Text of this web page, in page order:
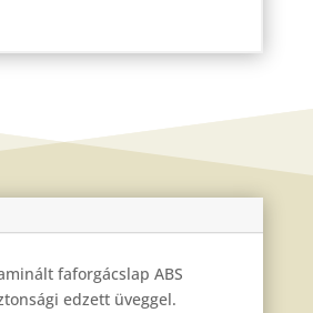
faforgácslap ABS
edzett üveggel.